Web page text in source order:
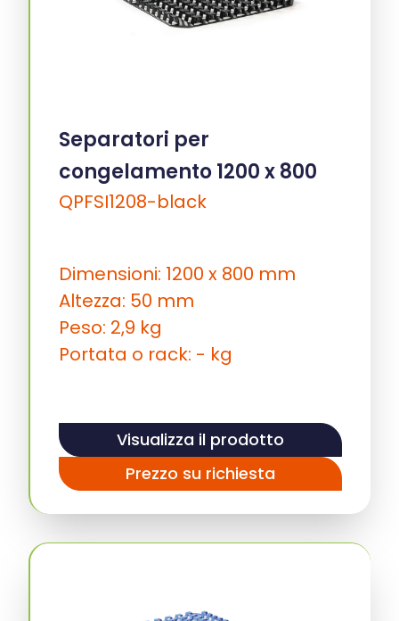
Separatori per
congelamento 1200 x 800
QPFSI1208-black
Dimensioni: 1200 x 800 mm
Altezza: 50 mm
Peso: 2,9 kg
Portata o rack: - kg
Visualizza il prodotto
Prezzo su richiesta